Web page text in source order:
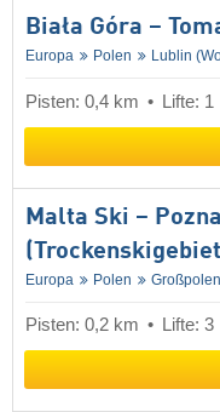
Biała Góra –
Europa Polen Lublin
Pisten: 0,4 km Lifte: 1
Malta Ski –
Europa Polen
Pisten: 0,2 km Lifte: 3